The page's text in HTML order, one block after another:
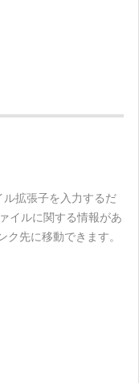
ル拡張子を入力するだ
イルに関する情報があ
先に移動できます。